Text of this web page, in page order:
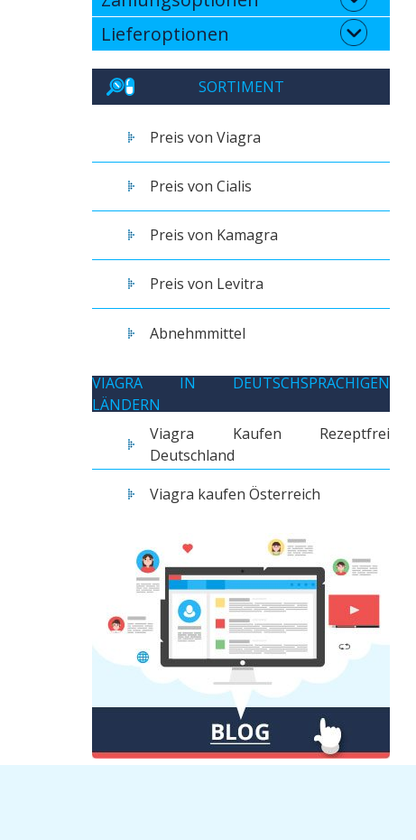
Lieferoptionen
SORTIMENT
Preis von Viagra
Preis von Cialis
Preis von Kamagra
Preis von Levitra
Abnehmmittel
VIAGRA IN DEUTSCHSPRACHIGEN
LÄNDERN
Viagra Kaufen Rezeptfrei
Deutschland
Viagra kaufen Österreich